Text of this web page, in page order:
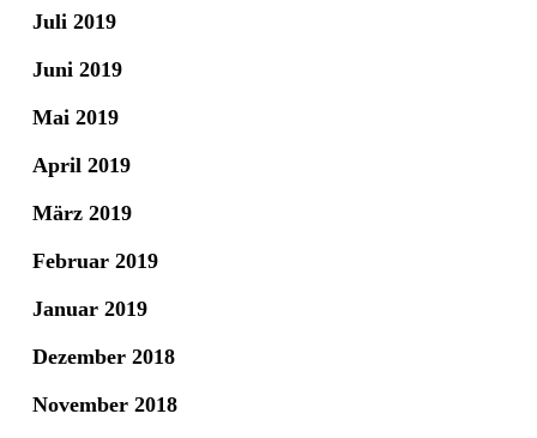
Juli 2019
Juni 2019
Mai 2019
April 2019
März 2019
Februar 2019
Januar 2019
Dezember 2018
November 2018